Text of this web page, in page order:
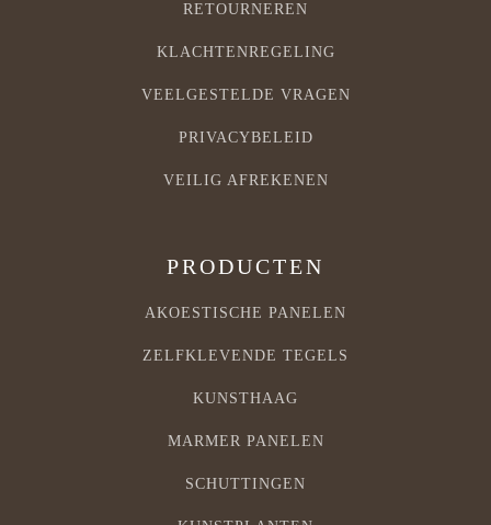
RETOURNEREN
KLACHTENREGELING
VEELGESTELDE VRAGEN
PRIVACYBELEID
VEILIG AFREKENEN
PRODUCTEN
AKOESTISCHE PANELEN
ZELFKLEVENDE TEGELS
KUNSTHAAG
MARMER PANELEN
SCHUTTINGEN